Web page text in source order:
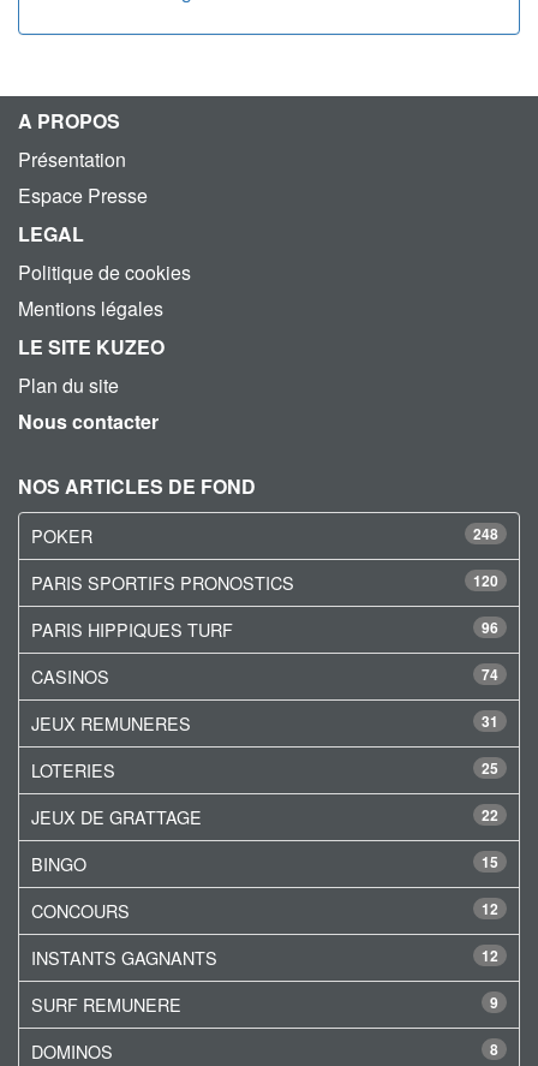
A PROPOS
Présentation
Espace Presse
LEGAL
Politique de cookies
Mentions légales
LE SITE KUZEO
Plan du site
Nous contacter
NOS ARTICLES DE FOND
248
POKER
120
PARIS SPORTIFS PRONOSTICS
96
PARIS HIPPIQUES TURF
74
CASINOS
31
JEUX REMUNERES
25
LOTERIES
22
JEUX DE GRATTAGE
15
BINGO
12
CONCOURS
12
INSTANTS GAGNANTS
9
SURF REMUNERE
8
DOMINOS